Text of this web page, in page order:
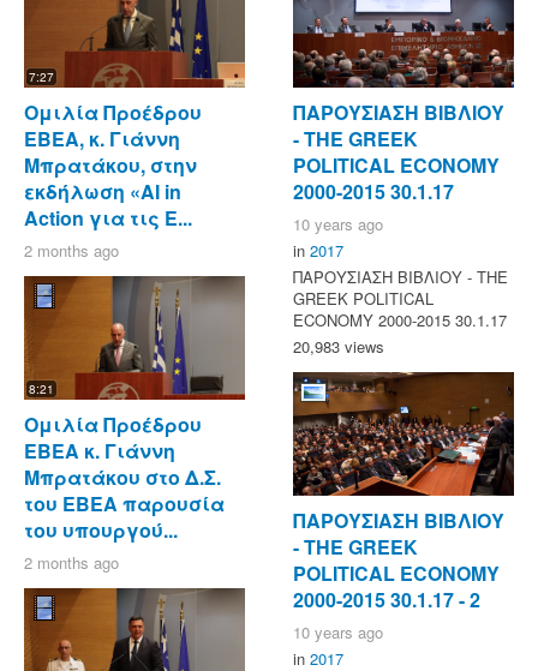
7:27
Ομιλία Προέδρου
ΕΒΕΑ, κ. Γιάννη
Μπρατάκου, στην
εκδήλωση «AI in
Action για τις Ε...
2 months ago
8:21
Ομιλία Προέδρου
ΕΒΕΑ κ. Γιάννη
Μπρατάκου στο Δ.Σ.
του ΕΒΕΑ παρουσία
του υπουργού...
2 months ago
ΠΑΡΟΥΣΙΑΣΗ ΒΙΒΛΙΟΥ
- ΤΗΕ GREEK
POLITICAL ECONOMY
2000-2015 30.1.17
10 years ago
in 2017
ΠΑΡΟΥΣΙΑΣΗ ΒΙΒΛΙΟΥ - ΤΗΕ
GREEK POLITICAL
ECONOMY 2000-2015 30.1.17
20,983 views
ΠΑΡΟΥΣΙΑΣΗ ΒΙΒΛΙΟΥ
- ΤΗΕ GREEK
POLITICAL ECONOMY
2000-2015 30.1.17 - 2
10 years ago
in 2017